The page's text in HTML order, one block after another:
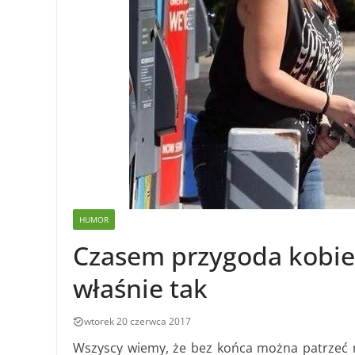
HUMOR
Czasem przygoda
właśnie tak
wtorek 20 czerwca 2017
Wszyscy wiemy, że bez końca można